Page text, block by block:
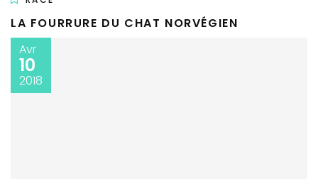
LA FOURRURE DU CHAT NORVÉGIEN
Avr
10
2018